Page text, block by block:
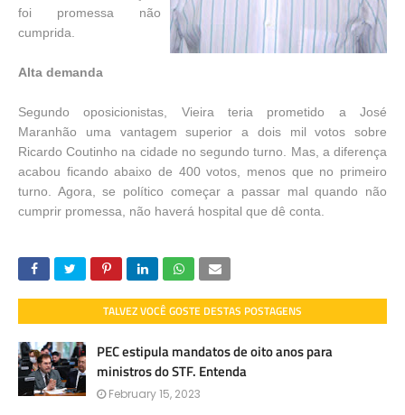
foi promessa não
cumprida.
Alta demanda
Segundo oposicionistas, Vieira teria prometido a José
Maranhão uma vantagem superior a dois mil votos sobre
Ricardo Coutinho na cidade no segundo turno. Mas, a diferença
acabou ficando abaixo de 400 votos, menos que no primeiro
turno. Agora, se político começar a passar mal quando não
cumprir promessa, não haverá hospital que dê conta.
TALVEZ VOCÊ GOSTE DESTAS POSTAGENS
PEC estipula mandatos de oito anos para
ministros do STF. Entenda
February 15, 2023